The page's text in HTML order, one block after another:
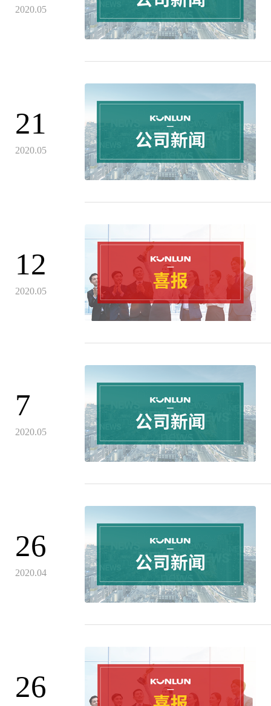
2020.05
21
2020.05
12
2020.05
7
2020.05
26
2020.04
26